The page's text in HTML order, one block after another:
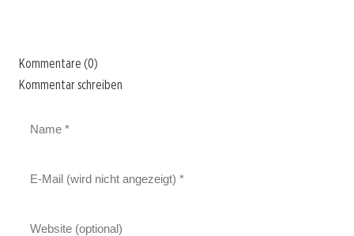
Kommentare (0)
Kommentar schreiben